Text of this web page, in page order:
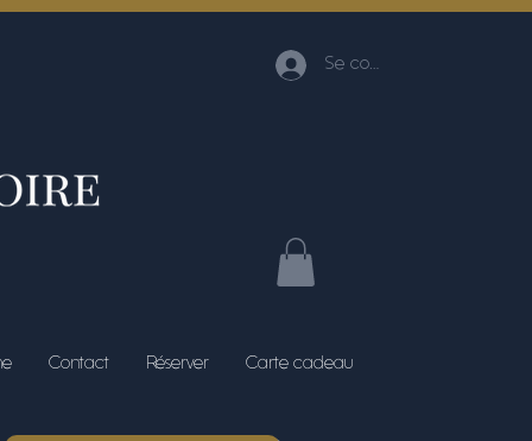
Se connecter
Contact Réserver Carte cadeau